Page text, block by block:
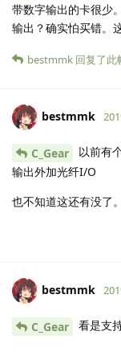
带数字输出的卡很少
输出？确实怕买错。
bestmmk 回复了此
bestmmk
C_Gear
以前有
输出外加光纤I/O
也不知道这还有没了。
bestmmk
C_Gear 看是支